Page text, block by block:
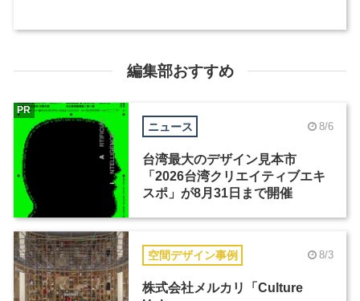
編集部おすすめ
ニュース 8/6
台湾最大のデザイン見本市
「2026台湾クリエイティブエキ
スポ」が8月31日まで開催
PR
空間デザイン事例 8/3
株式会社メルカリ「Culture